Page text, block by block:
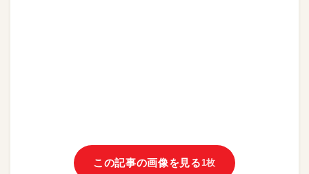
この記事の画像を見る 1枚